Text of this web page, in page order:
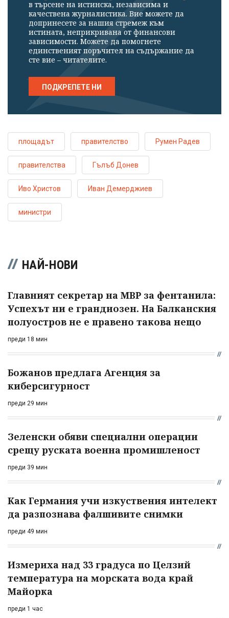
в търсене на истинска, независима и
качествена журналистика. Вие можете да
допринесете за нашия стремеж към
истината, неприкривана от финансови
зависимости. Можете да помогнете
единственият поръчител на съдържание да
сте вие – читателите.
ПОДКРЕПЕТЕ НИ
площадът правителство Румен Радев
правителства Гълъб Донев
Иво Христов Иван Демерджиев
министри
НАЙ-НОВИ
Главният секретар на МВР за фентанила:
Успехът ни е грандиозен. На Балканския
полуостров не е правено такова нещо
преди 18 мин
Божанов предлага Агенция за
киберсигурност
преди 29 мин
Зеленски обяви специални операции
срещу руската военна промишленост
преди 39 мин
Как Германия учи изкуствения интелект
да разпознава фалшивите снимки
преди 49 мин
Измериха над 33 градуса по Целзий
температура на морската вода край
Майорка
преди 1 час